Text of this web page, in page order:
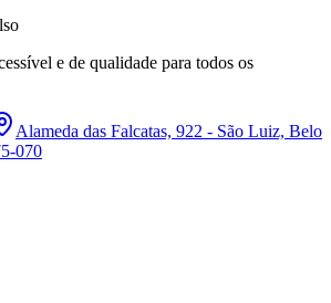
e de qualidade para todos os
Alameda das Falcatas, 922 - São Luiz, Belo
070